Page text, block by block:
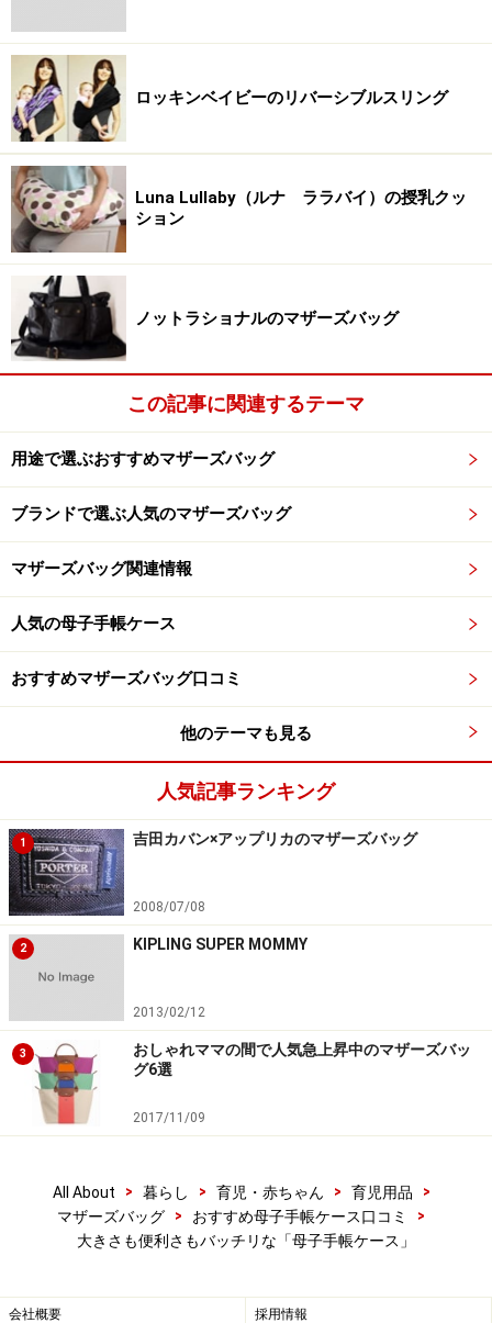
ロッキンベイビーのリバーシブルスリング
Luna Lullaby（ルナ ララバイ）の授乳クッ
ション
ノットラショナルのマザーズバッグ
この記事に関連するテーマ
用途で選ぶおすすめマザーズバッグ
ブランドで選ぶ人気のマザーズバッグ
マザーズバッグ関連情報
人気の母子手帳ケース
おすすめマザーズバッグ口コミ
他のテーマも見る
人気記事ランキング
1 吉田カバン×アップリカのマザーズバッグ
2008/07/08
2 KIPLING SUPER MOMMY
2013/02/12
3
おしゃれママの間で人気急上昇中のマザーズバッ
グ6選
2017/11/09
All About > 暮らし > 育児・赤ちゃん > 育児用品
>
マザーズバッグ
> おすすめ母子手帳ケース口コミ
>
大きさも便利さもバッチリな「母子手帳ケース」
会社概要 採用情報